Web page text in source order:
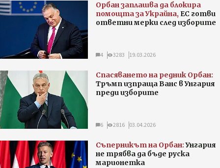
Орбан заплашва да блокира
помощта за Украйна, ЕС готви
ответни мерки след изборите
4 3283 19.03.2026
Спасяването на редник Орбан:
Тръмп изпраща Ванс в Унгария
преди изборите
6 2816 03.04.2026
Съперникът на Орбан:Унгария
не трябва да бъде руска
марионетка